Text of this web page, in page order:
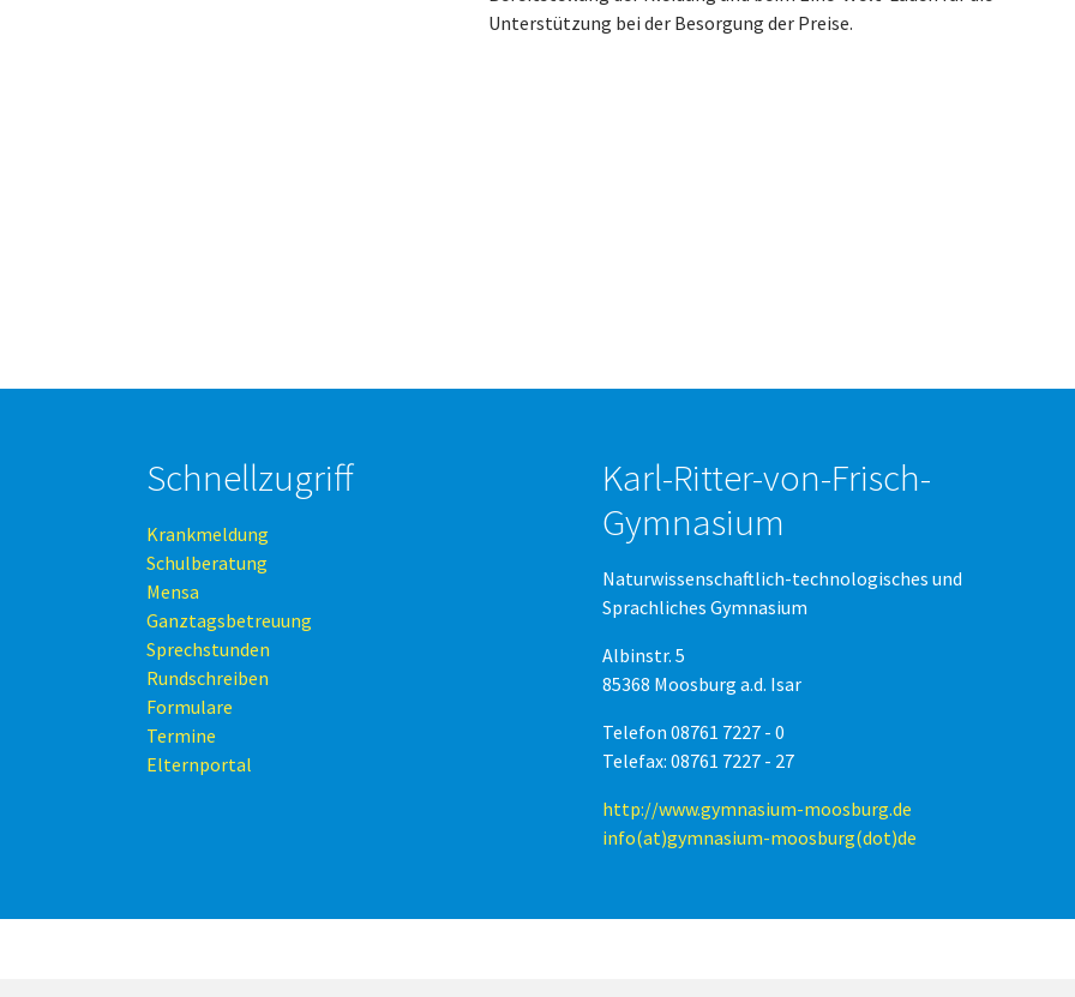
Unterstützung bei der Besorgung der Preise.
Schnellzugriff
Krankmeldung
Schulberatung
Mensa
Ganztagsbetreuung
Sprechstunden
Rundschreiben
Formulare
Termine
Elternportal
Karl-Ritter-von-Frisch-
Gymnasium
Naturwissenschaftlich-technologisches und
Sprachliches Gymnasium
Albinstr. 5
85368 Moosburg a.d. Isar
Telefon 08761 7227 - 0
Telefax: 08761 7227 - 27
http://www.gymnasium-moosburg.de
info(at)gymnasium-moosburg(dot)de